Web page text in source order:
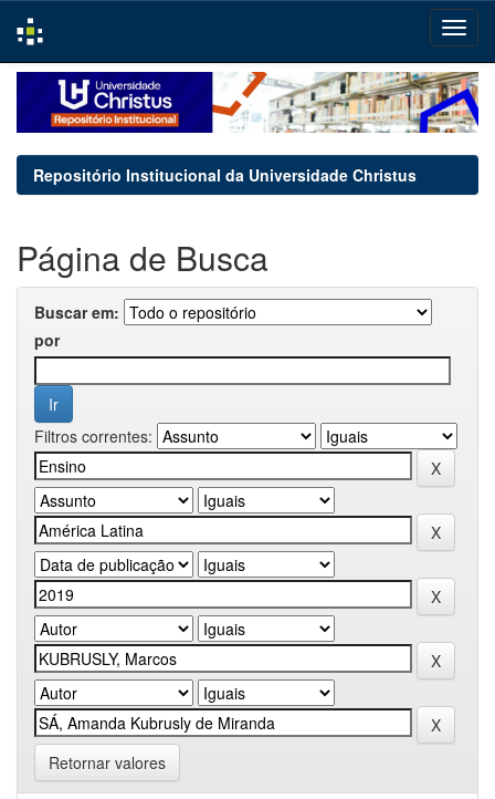
navigation
Repositório Institucional da Universidade Christus
Página de Busca
Buscar em:
por
Filtros correntes:
Retornar valores